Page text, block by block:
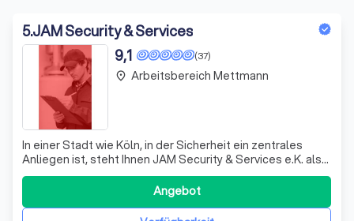
5.JAM Security & Services
(37)
9,1
In einer Stadt wie Köln, in der Sicherheit ein zentrales
Anliegen ist, steht Ihnen JAM Security & Services e.K. als
verlässlicher Partner im Bereich Sicherheitsdienst Köln
und Security Köln zur Seite. Wir bieten Ihnen individuelle
Sicherheitslösungen – ganz gleich, ob für Unternehmen,
Veranstaltunge
Angebot
place Arbeitsbereich Mettmann